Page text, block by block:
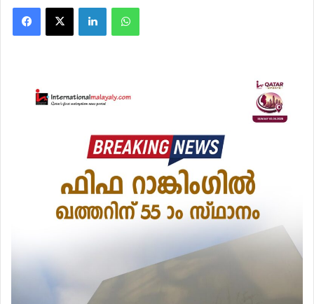
Facebook
X LinkedInWhatsApp